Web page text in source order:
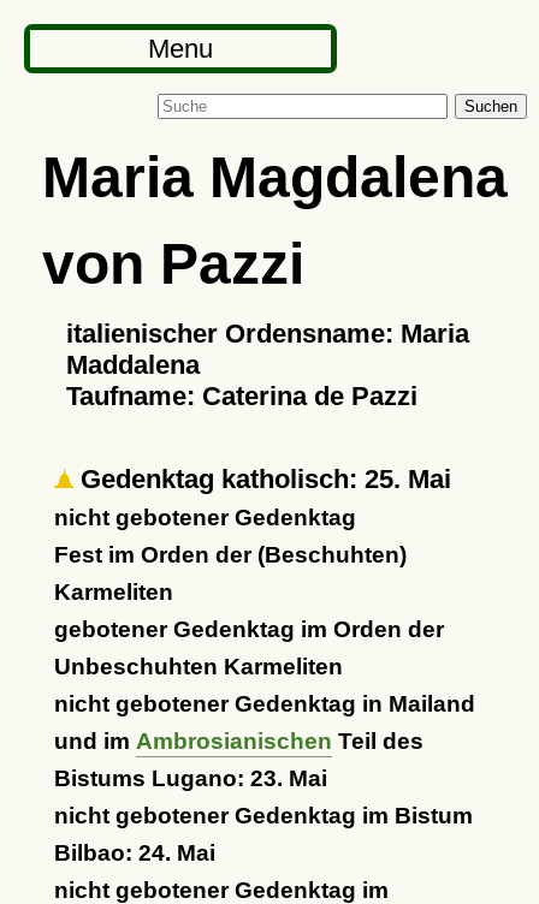
Menu
Suchen
Maria Magdalena
von Pazzi
italienischer Ordensname: Maria
Maddalena
Taufname: Caterina de Pazzi
Gedenktag katholisch: 25. Mai
nicht gebotener Gedenktag
Fest im Orden der (Beschuhten)
Karmeliten
gebotener Gedenktag im Orden der
Unbeschuhten Karmeliten
nicht gebotener Gedenktag in Mailand
und im Ambrosianischen Teil des
Bistums Lugano: 23. Mai
nicht gebotener Gedenktag im Bistum
Bilbao: 24. Mai
nicht gebotener Gedenktag im